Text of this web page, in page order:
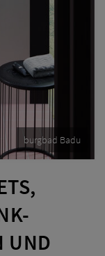
burgbad Badu
UND